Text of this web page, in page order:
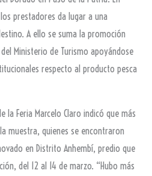
prestadores da lugar a una
A ello se suma la promoción
Ministerio de Turismo apoyándose
respecto al producto pesca
la Feria Marcelo Claro indicó que más
muestra, quienes se encontraron
en Distrito Anhembí, predio que
del 12 al 14 de marzo. “Hubo más